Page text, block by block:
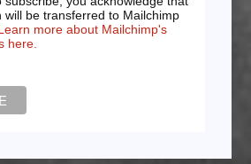
will be transferred to Mailchimp
more about Mailchimp's
here.